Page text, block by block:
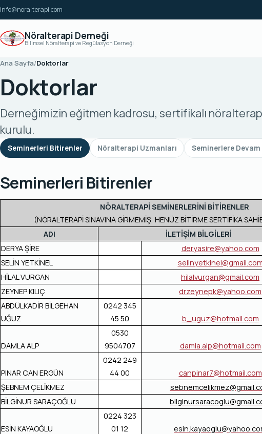
İçeriğe geç
info@noralterapi.com
Nöralterapi Derneği
Bilimsel Nöralterapi ve Regülasyon Derneği
Ana Sayfa/Doktorlar
Doktorlar
Derneğimizin eğitmen kadrosu, sertifikalı
kurulu.
Seminerleri Bitirenler Nöralterapi Uzmanları Seminerlere Devam
Seminerleri Bitirenler
NÖRALTERAPİ SEMİNERLERİNİ BİTİRENLER
(NÖRALTERAPİ SINAVINA GİRMEMİŞ, HENÜZ BİTİRME SERTİFİKA
ADI
İLETİŞİM BİLGİLERİ
DERYA ŞİRE
deryasire@yahoo.com
SELİN YETKİNEL
selinyetkinel@gmail.com
HİLAL VURGAN
hilalvurgan@gmail.com
ZEYNEP KILIÇ
drzeynepk@yahoo.com
ABDÜLKADİR BİLGEHAN
UĞUZ
0242 345
45 50
b_uguz@hotmail.com
DAMLA ALP
0530
9504707
damla.alp@hotmail.com
PINAR CAN ERGÜN
0242 249
44 00
canpinar7@hotmail.com
ŞEBNEM ÇELİKMEZ
BİLGİNUR SARAÇOĞLU
ESİN KAYAOĞLU
0224 323
01 12